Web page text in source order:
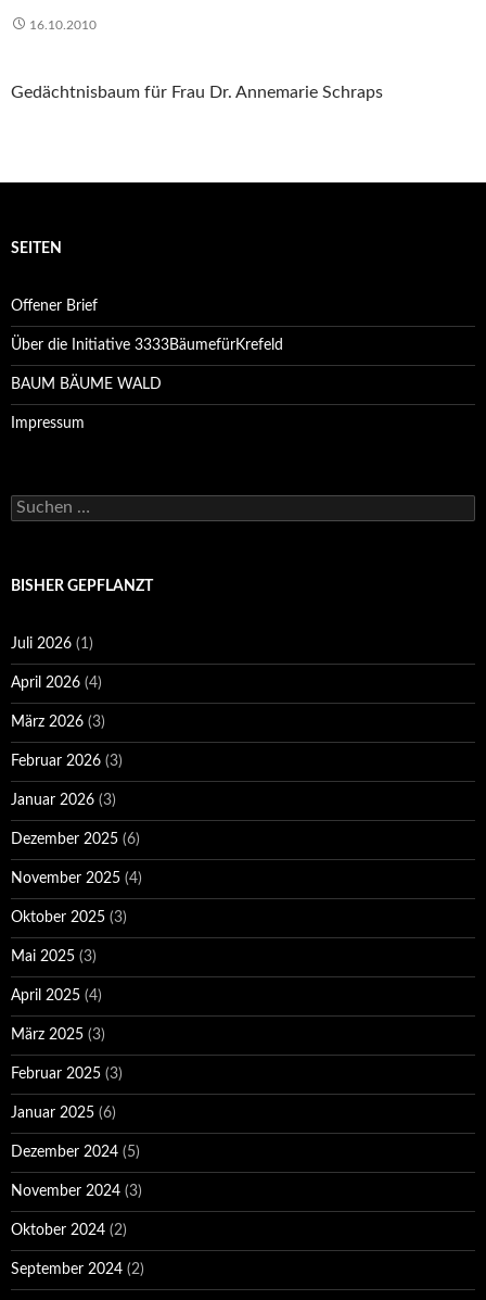
16.10.2010
Gedächtnisbaum für Frau Dr. Annemarie Schraps
SEITEN
Offener Brief
Über die Initiative 3333BäumefürKrefeld
BAUM BÄUME WALD
Impressum
Suchen
nach:
BISHER GEPFLANZT
Juli 2026 (1)
April 2026 (4)
März 2026 (3)
Februar 2026 (3)
Januar 2026 (3)
Dezember 2025 (6)
November 2025 (4)
Oktober 2025 (3)
Mai 2025 (3)
April 2025 (4)
März 2025 (3)
Februar 2025 (3)
Januar 2025 (6)
Dezember 2024 (5)
November 2024 (3)
Oktober 2024 (2)
September 2024 (2)